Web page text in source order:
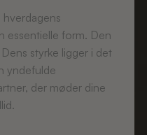
essentielle form. Den
styrke ligger i det
yndefulde
der møder dine